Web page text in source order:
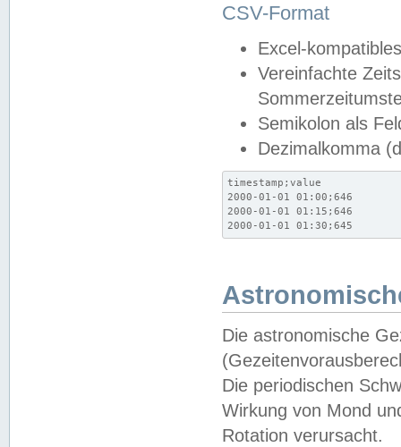
CSV-Format
Excel-
Vereinfachte
Semikolon als
Dezimalkomma
timestamp;value
2000-01-01 01:00;646
2000-01-01 01:15;646
2000-01-01 01:30;645
Die astronomische
Die periodischen
Wirkung von Mond
Rotation verursacht.